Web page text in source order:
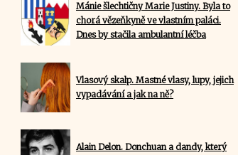
Mánie šlechtičny Marie Justiny. Byla to
chorá vězeňkyně ve vlastním paláci.
Dnes by stačila ambulantní léčba
Vlasový skalp. Mastné vlasy, lupy, jejich
vypadávání a jak na ně?
Alain Delon. Donchuan a dandy, který